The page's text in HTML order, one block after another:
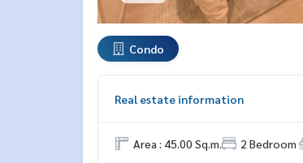
Condo
Real estate information
Area : 45.00 Sq.m. 2 Bedroom